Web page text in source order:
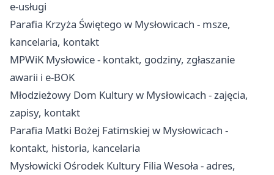
e-usługi
Parafia Krzyża Świętego w Mysłowicach - msze,
kancelaria, kontakt
MPWiK Mysłowice - kontakt, godziny, zgłaszanie
awarii i e-BOK
Młodzieżowy Dom Kultury w Mysłowicach - zajęcia,
zapisy, kontakt
Parafia Matki Bożej Fatimskiej w Mysłowicach -
kontakt, historia, kancelaria
Mysłowicki Ośrodek Kultury Filia Wesoła - adres,